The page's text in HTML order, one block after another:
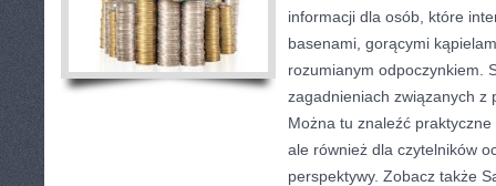
informacji dla osób, które
basenami, gorącymi
rozumianym odpoczynkiem.
zagadnieniach związanych z
Można tu znaleźć
ale również dla czytelników
perspektywy. Zobacz także